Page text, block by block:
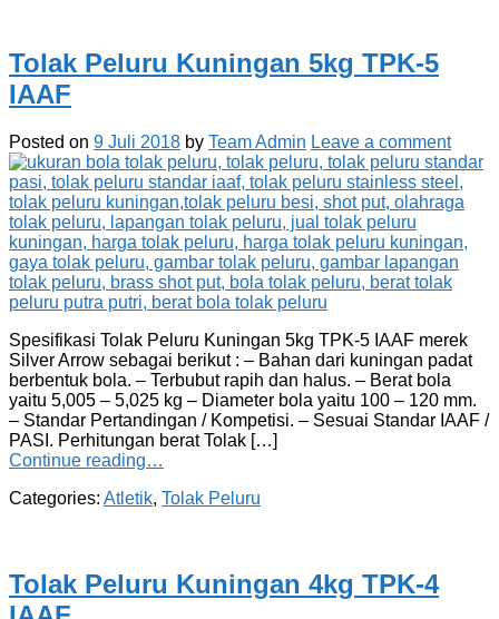
Tolak Peluru Kuningan 5kg TPK-5
IAAF
Posted on 9 Juli 2018 by Team Admin Leave a comment
Spesifikasi Tolak Peluru Kuningan 5kg TPK-5 IAAF merek
Silver Arrow sebagai berikut : – Bahan dari kuningan padat
berbentuk bola. – Terbubut rapih dan halus. – Berat bola
yaitu 5,005 – 5,025 kg – Diameter bola yaitu 100 – 120 mm.
– Standar Pertandingan / Kompetisi. – Sesuai Standar IAAF /
PASI. Perhitungan berat Tolak […]
Continue reading…
Categories: Atletik, Tolak Peluru
Tolak Peluru Kuningan 4kg TPK-4